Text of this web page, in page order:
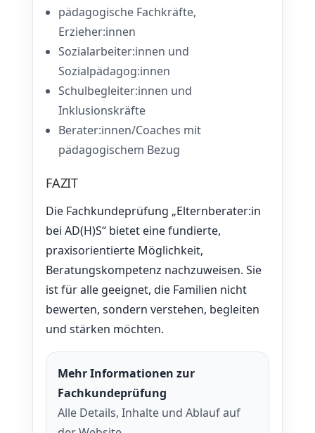
pädagogische Fachkräfte,
Erzieher:innen
Sozialarbeiter:innen und
Sozialpädagog:innen
Schulbegleiter:innen und
Inklusionskräfte
Berater:innen/Coaches mit
pädagogischem Bezug
FAZIT
Die Fachkundeprüfung „Elternberater:in
bei AD(H)S“ bietet eine fundierte,
praxisorientierte Möglichkeit,
Beratungskompetenz nachzuweisen. Sie
ist für alle geeignet, die Familien nicht
bewerten, sondern verstehen, begleiten
und stärken möchten.
Mehr Informationen zur
Fachkundeprüfung
Alle Details, Inhalte und Ablauf auf